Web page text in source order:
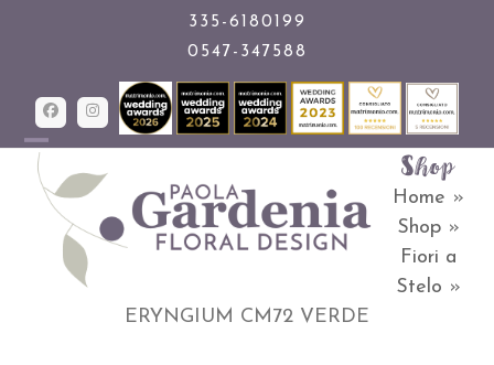
content
335-6180199
0547-347588
FacebookInstagram
Open
mobile
menu
Close
mobile
menu
Shop
Home »
Shop»
Fiori a
Stelo »
ERYNGIUM CM72 VERDE